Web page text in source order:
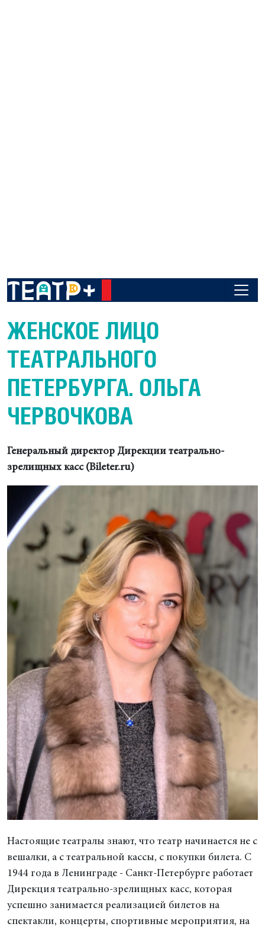
ЖЕНСКОЕ ЛИЦО
ТЕАТРАЛЬНОГО
ПЕТЕРБУРГА. ОЛЬГА
ЧЕРВОЧКОВА
Генеральный директор Дирекции театрально-
зрелищных касс (Bileter.ru)
Настоящие театралы знают, что театр начинается не с
вешалки, а с театральной кассы, с покупки билета. С
1944 года в Ленинграде - Санкт-Петербурге работает
Дирекция театрально-зрелищных касс, которая
успешно занимается реализацией билетов на
спектакли, концерты, спортивные мероприятия, на